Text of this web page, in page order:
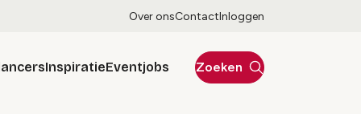
Over onsContactInloggen
InspiratieEventjobs Zoeken